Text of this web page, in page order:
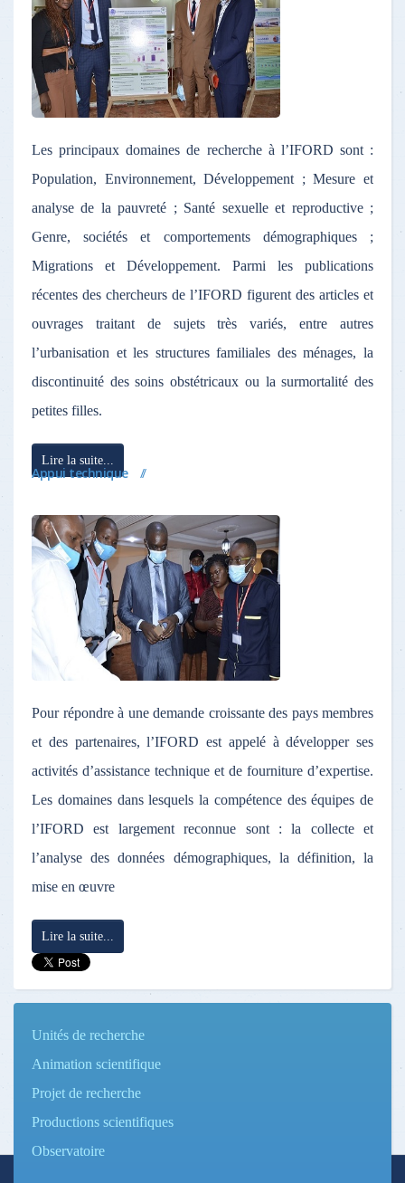
Les principaux domaines de recherche à l’IFORD sont :
Population, Environnement, Développement ; Mesure et
analyse de la pauvreté ; Santé sexuelle et reproductive ;
Genre, sociétés et comportements démographiques ;
Migrations et Développement. Parmi les publications
récentes des chercheurs de l’IFORD figurent des articles et
ouvrages traitant de sujets très variés, entre autres
l’urbanisation et les structures familiales des ménages, la
discontinuité des soins obstétricaux ou la surmortalité des
petites filles.
Lire la suite...
Appui technique
Pour répondre à une demande croissante des pays membres
et des partenaires, l’IFORD est appelé à développer ses
activités d’assistance technique et de fourniture d’expertise.
Les domaines dans lesquels la compétence des équipes de
l’IFORD est largement reconnue sont : la collecte et
l’analyse des données démographiques, la définition, la
mise en œuvre
Lire la suite...
Unités de recherche
Animation scientifique
Projet de recherche
Productions scientifiques
Observatoire